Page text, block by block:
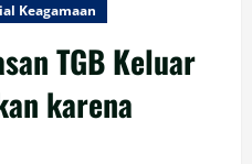
Keagamaan
TGB Keluar
karena